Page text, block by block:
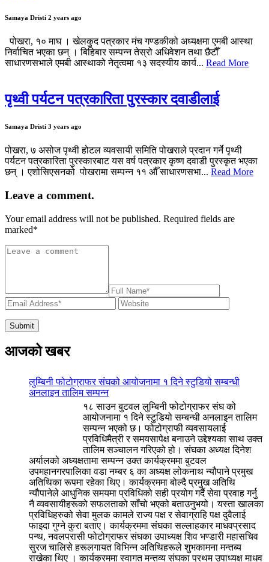
Samaya Dristi 2 years ago
पोखरा, १० माघ । खेलकुद पत्रकार मंच गण्डकीको अध्यक्षमा एमबी आस्था
निर्वाचित भएका छन् । बिहिबार सम्पन्न तेस्रो अधिवेशन तथा छैटौँ
साधारणसभाले एमबी आस्थाको नेतृत्वमा १३ सदस्यीय कार्य... Read More
पृथ्वी पर्यटन पत्रकारिता पुरस्कार दवाडीलाई
Samaya Dristi 3 years ago
पोखरा, ७ असोज पृथ्वी होटल व्यवसायी समिति पोखराले प्रदान गर्ने पृथ्वी
पर्यटन पत्रकारिता पुरस्कारबाट यस वर्ष पत्रकार कृष्ण दवाडी पुरस्कृत भएका
छन् । एशोसिएसनको पोखरामा सम्पन्न ११ औँ साधारणसभा... Read More
Leave a comment.
Your email address will not be published. Required fields are
marked*
आजको खबर
लुम्बिनी फोटोग्राफर संघको आयोजनामा १ दिने स्टुडियो सम्बन्धी
अनलाइन तालिम सम्पन्न
१८ साउन बुटवल लुम्बिनी फोटोग्राफर संघ को
आयोजनामा १ दिने स्टुडियो सम्बन्धी अनलाइन तालिम
सम्पन्न भएको छ। फोटोग्राफी व्यवसायलाई
प्रविधिमैत्री र समयसापेक्ष बनाउने उद्देश्यका साथ उक्त
तालिम सञ्चालन गरिएको हो। संघका अध्यक्ष दिनेश
अर्यालको अध्यक्षतामा सम्पन्न उक्त कार्यक्रममा बुटवल
उपमहानगरपालिका वडा नम्बर ६ का अध्यक्ष लोकनाथ न्यौपाने प्रमुख
अतिथिका रूपमा रहेका थिए। कार्यक्रममा बोल्दै प्रमुख अतिथि
न्यौपानेले आधुनिक समयमा प्रविधिको सही प्रयोग गर्दै सेवा प्रवाह गर्नु
नै व्यवसायीहरूको सफलताको साँचो भएको बताउनुभयो। यस्ता खालका
प्रविधिहरुको सेवा मुलक कामले राज्य पक्ष र सेवाग्राहि पक्ष दुवैलाई
फाइदा गुग्ने कुरा बताए। कार्यक्रममा संघका सल्लाहकार माधवप्रसाद
पन्थ, नवलपरासी फोटोग्राफर संघका उपाध्यक्ष शिव भण्डारी महासचिव
सुरज चालिसे हरूलगायत विभिन्न अतिथिहरूले शुभकामना मन्तब्य
राखेका थिए । कार्यक्रममा स्वागत मन्तव्य संघका प्रथम उपाध्यक्ष माधव